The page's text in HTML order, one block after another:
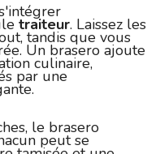
traiteur. Laissez les
tandis que vous
Un brasero ajoute
culinaire,
par une
le brasero
peut se